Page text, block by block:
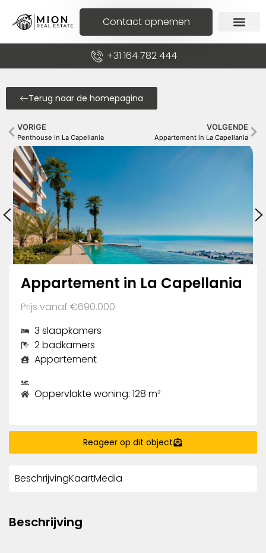
Contact opnemen
+31 164 782 444
Terug naar de homepagina
VORIGE
Penthouse in La Capellania
VOLGENDE
Appartement in La Capellania
Appartement in La Capellania
Prijs vanaf €690.000
3 slaapkamers
2 badkamers
Appartement
Oppervlakte woning: 128 m²
Reageer op dit object
BeschrijvingKaartMedia
Beschrijving